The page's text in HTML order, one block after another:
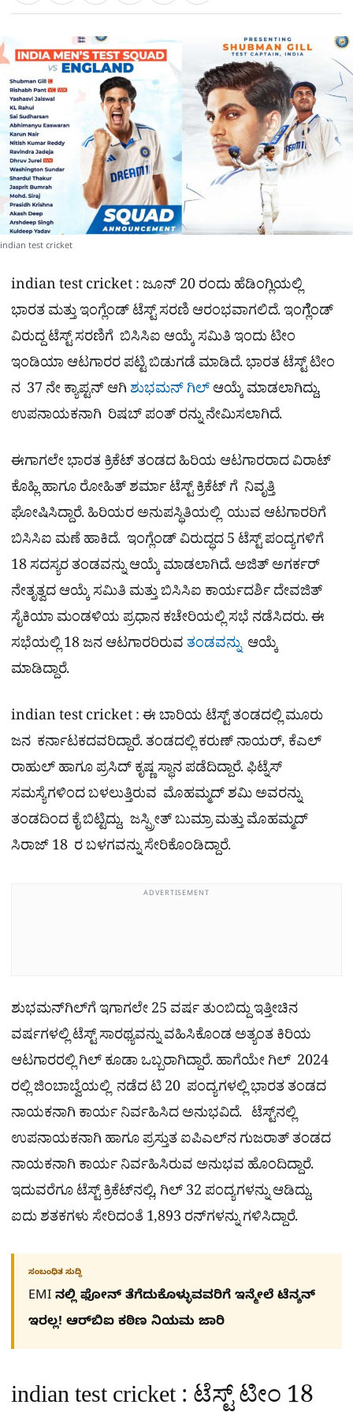
a
t
c
e
l
e
ಕ್
h
e
indian test cricket
indian test cricket : ಜೂನ್ 20 ರಂದು ಹೆಡಿಂಗ್ಲಿಯಲ್ಲಿ
ಭಾರತ ಮತ್ತು ಇಂಗ್ಲೆಂಡ್​ ಟೆಸ್ಟ್ ಸರಣಿ ಆರಂಭವಾಗಲಿದೆ. ಇಂಗ್ಲೆೆಂಡ್
ವಿರುದ್ದ ಟೆಸ್ಟ್ ಸರಣಿಗೆ ಬಿಸಿಸಿಐ ಆಯ್ಕೆ ಸಮಿತಿ ಇಂದು ಟೀಂ
ಇಂಡಿಯಾ ಆಟಗಾರರ ಪಟ್ಟಿ ಬಿಡುಗಡೆ ಮಾಡಿದೆ. ಭಾರತ ಟೆಸ್ಟ್ ಟೀಂ
ನ 37 ನೇ ಕ್ಯಾಪ್ಟನ್ ಆಗಿಶುಭಮನ್ ​ಗಿಲ್ಆಯ್ಕೆ ಮಾಡಲಾಗಿದ್ದು,
ಉಪನಾಯಕನಾಗಿ ರಿಷಬ್​ ಪಂತ್​ ರನ್ನು ನೇಮಿಸಲಾಗಿದೆ.
ಈಗಾಗಲೇ ಭಾರತ ಕ್ರಿಕೆಟ್ ತಂಡದ ಹಿರಿಯ ಆಟಗಾರರಾದ ವಿರಾಟ್​
ಕೊಹ್ಲಿ ಹಾಗೂ ರೋಹಿತ್​ ಶರ್ಮಾ ಟೆಸ್ಟ್​ ಕ್ರಿಕೆಟ್ ​ಗೆ ನಿವೃತ್ತಿ
ಘೋಷಿಸಿದ್ದಾರೆ. ಹಿರಿಯರ ಅನುಪಸ್ಥಿತಿಯಲ್ಲಿ ಯುವ ಆಟಗಾರರಿಗೆ
ಬಿಸಿಸಿಐ ಮಣೆ ಹಾಕಿದೆ. ಇಂಗ್ಲೆಂಡ್ ವಿರುದ್ಧದ 5 ಟೆಸ್ಟ್ ಪಂದ್ಯಗಳಿಗೆ
18 ಸದಸ್ಯರ ತಂಡವನ್ನು ಆಯ್ಕೆ ಮಾಡಲಾಗಿದೆ. ಅಜಿತ್ ಅಗರ್ಕರ್
ನೇತೃತ್ವದ ಆಯ್ಕೆ ಸಮಿತಿ ಮತ್ತು ಬಿಸಿಸಿಐ ಕಾರ್ಯದರ್ಶಿ ದೇವಜಿತ್
ಸೈಕಿಯಾ ಮಂಡಳಿಯ ಪ್ರಧಾನ ಕಚೇರಿಯಲ್ಲಿ ಸಭೆ ನಡೆಸಿದರು. ಈ
ಸಭೆಯಲ್ಲಿ 18 ಜನ ಆಟಗಾರರಿರುವ ತಂಡವನ್ನುಆಯ್ಕೆ
ಮಾಡಿದ್ದಾರೆ.
indian test cricket : ಈ ಬಾರಿಯ ಟೆಸ್ಟ್ ತಂಡದಲ್ಲಿ ಮೂರು
ಜನ ಕರ್ನಾಟಕದವರಿದ್ದಾರೆ. ತಂಡದಲ್ಲಿ ಕರುಣ್​ ನಾಯರ್​, ಕೆಎಲ್​
ರಾಹುಲ್​ ಹಾಗೂ ಪ್ರಸಿದ್​ ಕೃಷ್ಣ ಸ್ಥಾನ ಪಡೆದಿದ್ದಾರೆ​. ಫಿಟ್ನೆಸ್
ಸಮಸ್ಯೆಗಳಿಂದ ಬಳಲುತ್ತಿರುವ ಮೊಹಮ್ಮದ್ ಶಮಿ ಅವರನ್ನು
ತಂಡದಿಂದ ಕೈ ಬಿಟ್ಟಿದ್ದು, ಜಸ್ಪ್ರೀತ್ ಬುಮ್ರಾ ಮತ್ತು ಮೊಹಮ್ಮದ್
ಸಿರಾಜ್ 18 ರ ಬಳಗವನ್ನು ಸೇರಿಕೊಂಡಿದ್ದಾರೆ.
ADVERTISEMENT
ಶುಭಮನ್​ಗಿಲ್​ಗೆ ಇಗಾಗಲೇ 25 ವರ್ಷ ತುಂಬಿದ್ದು ಇತ್ತೀಚಿನ
ವರ್ಷಗಳಲ್ಲಿ ಟೆಸ್ಟ್​ ಸಾರಥ್ಯವನ್ನು ವಹಿಸಿಕೊಂಡ ಅತ್ಯಂತ ಕಿರಿಯ
ಆಟಗಾರರಲ್ಲಿ ಗಿಲ್​ ಕೂಡಾ ಒಬ್ಬರಾಗಿದ್ದಾರೆ. ಹಾಗೆಯೇ ಗಿಲ್​ 2024
ರಲ್ಲಿ ಜಿಂಬಾಬ್ವೆಯಲ್ಲಿ ನಡೆದ ಟಿ 20 ಪಂದ್ಯಗಳಲ್ಲಿ ಭಾರತ ತಂಡದ
ನಾಯಕನಾಗಿ ಕಾರ್ಯ ನಿರ್ವಹಿಸಿದ ಅನುಭವಿದೆ. ಟೆಸ್ಟ್​ನಲ್ಲಿ
ಉಪನಾಯಕನಾಗಿ ಹಾಗೂ ಪ್ರಸ್ತುತ ಐಪಿಎಲ್​ನ ಗುಜರಾತ್​ ತಂಡದ
ನಾಯಕನಾಗಿ ಕಾರ್ಯ ನಿರ್ವಹಿಸಿರುವ ಅನುಭವ ಹೊಂದಿದ್ದಾರೆ.
ಇದುವರೆಗೂ ಟೆಸ್ಟ್ ಕ್ರಿಕೆಟ್‌ನಲ್ಲಿ, ಗಿಲ್ 32 ಪಂದ್ಯಗಳನ್ನು ಆಡಿದ್ದು,
ಐದು ಶತಕಗಳು ಸೇರಿದಂತೆ 1,893 ರನ್‌ಗಳನ್ನು ಗಳಿಸಿದ್ದಾರೆ.
ಸಂಬಂಧಿತ ಸುದ್ದಿ
EMI ನಲ್ಲಿ ಫೋನ್​ ತೆಗೆದುಕೊಳ್ಳುವವರಿಗೆ ಇನ್ಮೇಲೆ ಟೆನ್ಶನ್​
ಇರಲ್ಲ! ಆರ್‌ಬಿಐ ಕಠಿಣ ನಿಯಮ ಜಾರಿ
indian test cricket : ಟೆಸ್ಟ್ ಟೀಂ 18